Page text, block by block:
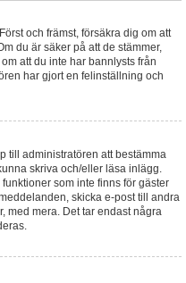
och främst, försäkra dig om att
du är säker på att de stämmer,
att du inte har bannlysts från
har gjort en felinställning och
till administratören att bestämma
skriva och/eller läsa inlägg.
som inte finns för gäster
skicka e-post till andra
med mera. Det tar endast några